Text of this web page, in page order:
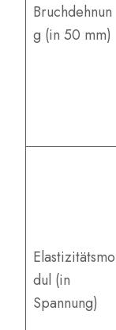
Bruchdehnun
g (in 50 mm)
Elastizitätsmo
dul (in
Spannung)